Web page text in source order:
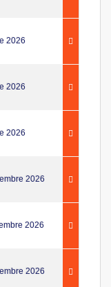
2026
2026
2026
2026
2026
2026